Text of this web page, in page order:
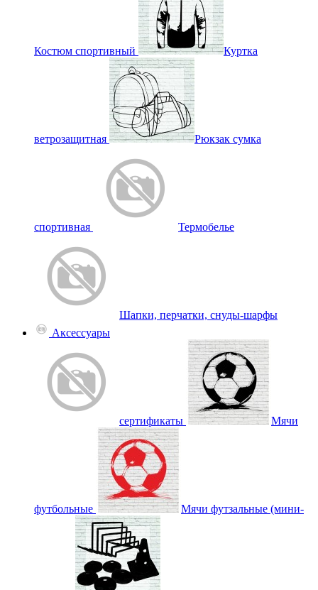
Костюм спортивный Куртка
ветрозащитная Рюкзак сумка
спортивная Термобелье
Шапки, перчатки, снуды-шарфы
Аксессуары
сертификаты Мячи
футбольные Мячи футзальные (мини-